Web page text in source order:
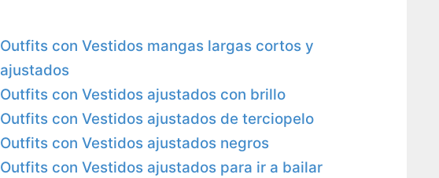
Outfits con Vestidos mangas largas cortos y
ajustados
Outfits con Vestidos ajustados con brillo
Outfits con Vestidos ajustados de terciopelo
Outfits con Vestidos ajustados negros
Outfits con Vestidos ajustados para ir a bailar